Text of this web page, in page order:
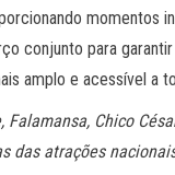
momentos
conjunto para
amplo e acessível a
Falamansa, Chico
das atrações